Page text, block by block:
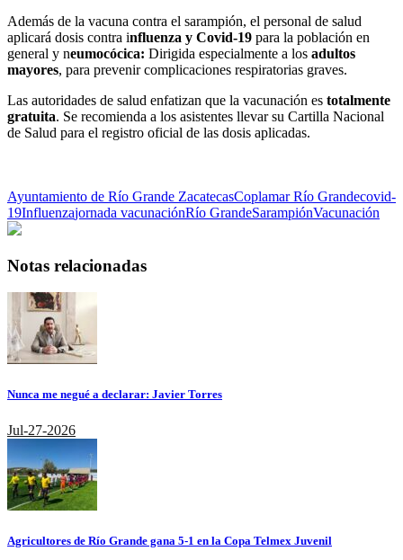
Además de la vacuna contra el sarampión, el personal de salud
aplicará dosis contra influenza y Covid-19 para la población en
general y neumocócica: Dirigida especialmente a los adultos
mayores, para prevenir complicaciones respiratorias graves.
Las autoridades de salud enfatizan que la vacunación es totalmente
gratuita. Se recomienda a los asistentes llevar su Cartilla Nacional
de Salud para el registro oficial de las dosis aplicadas.
Ayuntamiento de Río Grande ZacatecasCoplamar Río Grandecovid-
19Influenzajornada vacunaciónRío GrandeSarampiónVacunación
Notas relacionadas
Nunca me negué a declarar: Javier Torres
Jul-27-2026
Agricultores de Río Grande gana 5-1 en la Copa Telmex Juvenil